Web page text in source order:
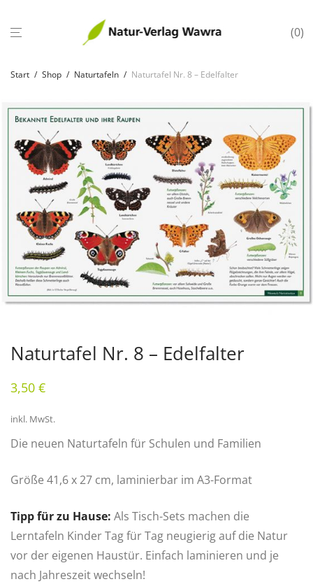
0
Start / Shop / Naturtafeln / Naturtafel Nr. 8 – Edelfalter
Naturtafel Nr. 8 – Edelfalter
3,50 €
inkl. MwSt.
Die neuen Naturtafeln für Schulen und Familien
Größe 41,6 x 27 cm, laminierbar im A3-Format
Tipp für zu Hause: Als Tisch-Sets machen die
Lerntafeln Kinder Tag für Tag neu­gierig auf die Natur
vor der eigenen Haustür. Einfach laminieren und je
nach Jahreszeit wechseln!